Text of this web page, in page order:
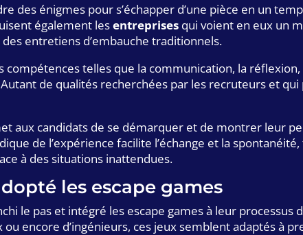
des énigmes pour s’échapper d’une pièce en un
également lesentreprises qui voient en eux un
entretiens d’embauche traditionnels.
compétences telles que la communication, la réflexion,
de qualités recherchées par les recruteurs et
aux candidats de se démarquer et de montrer leur
de l’expérience facilite l’échange et la
à des situations inattendues.
les escape games
le pas et intégré les escape games à leur processus
encore d’ingénieurs, ces jeux semblent adaptés à